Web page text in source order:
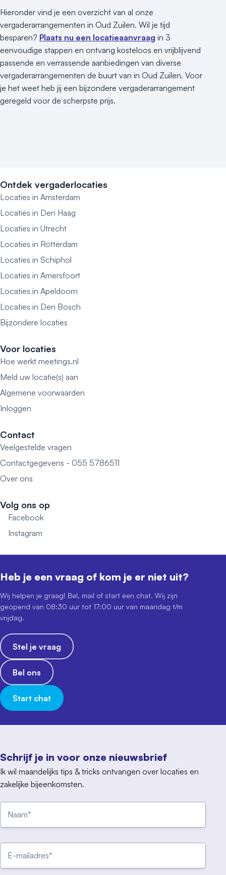
Hieronder vind je een overzicht van al onze
vergaderarrangementen in Oud Zuilen. Wil je tijd
besparen? Plaats nu een locatieaanvraag in 3
eenvoudige stappen en ontvang kosteloos en vrijblijvend
passende en verrassende aanbiedingen van diverse
vergaderarrangementen de buurt van in Oud Zuilen. Voor
je het weet heb jij een bijzondere vergaderarrangement
geregeld voor de scherpste prijs.
Ontdek vergaderlocaties
Locaties in Amsterdam
Locaties in Den Haag
Locaties in Utrecht
Locaties in Rotterdam
Locaties in Schiphol
Locaties in Amersfoort
Locaties in Apeldoorn
Locaties in Den Bosch
Bijzondere locaties
Voor locaties
Hoe werkt meetings.nl
Meld uw locatie(s) aan
Algemene voorwaarden
Inloggen
Contact
Veelgestelde vragen
Contactgegevens - 055 5786511
Over ons
Volg ons op
Facebook
Instagram
Schrijf je in voor onze nieuwsbrief
Ik wil maandelijks tips & tricks ontvangen over locaties en
zakelijke bijeenkomsten.
Heb je een vraag of kom je er niet uit?
Wij helpen je graag! Bel, mail of start een chat. Wij zijn
geopend van 08:30 uur tot 17:00 uur van maandag t/m
vrijdag.
Stel je vraag
Bel ons
Start chat